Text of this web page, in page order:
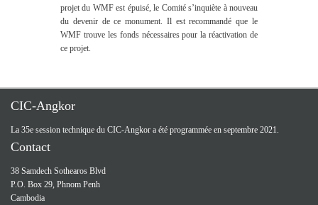
projet du WMF est épuisé, le Comité s’inquiète à nouveau
du devenir de ce monument. Il est recommandé que le
WMF trouve les fonds nécessaires pour la réactivation de
ce projet.
CIC-Angkor
La 35e session technique du CIC-Angkor a été programmée en septembre 2021.
Contact
38 Samdech Sothearos Blvd
P.O. Box 29, Phnom Penh
Cambodia